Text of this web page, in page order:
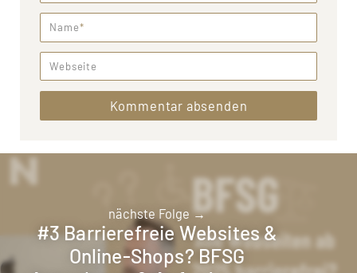
Name*
Webseite
Kommentar absenden
nächste Folge →
#3 Barrierefreie Websites &
Online-Shops? BFSG